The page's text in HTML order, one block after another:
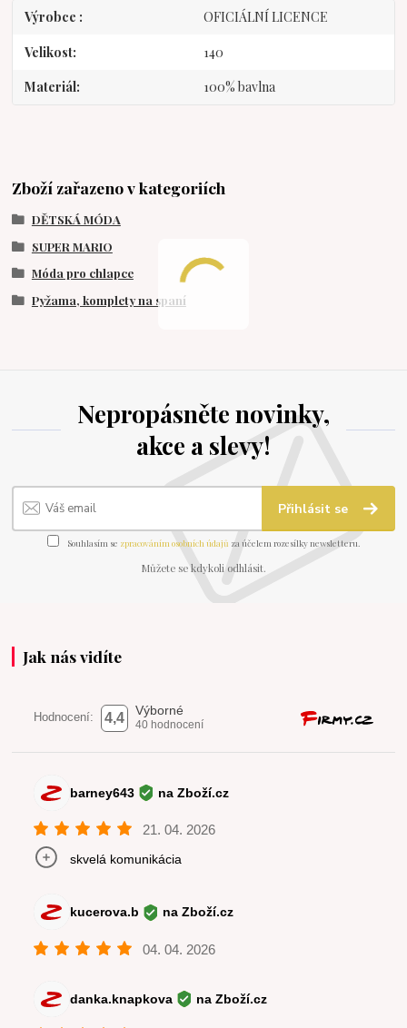
Výrobce OFICIÁLNÍ LICENCE
Velikost 140
Materiál 100% bavlna
Zboží zařazeno v kategoriích
DĚTSKÁ MÓDA
SUPER MARIO
Móda pro chlapce
Pyžama, komplety na spaní
Nepropásněte novinky,
akce a slevy!
Přihlásit se
Souhlasím se zpracováním osobních údajů za účelem rozesílky newsletteru.
Můžete se kdykoli odhlásit.
Jak nás vidíte